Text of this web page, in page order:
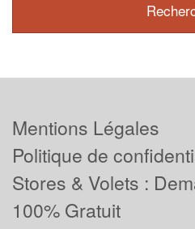
Mentions Légales
Politique de
Stores & Volets :
100% Gratuit